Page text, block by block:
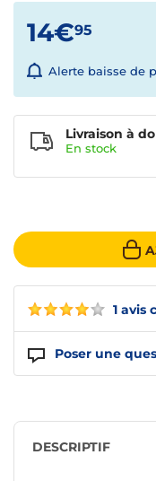
1 avis
Poser une
14€95
Alerte baisse de
Livraison à
En stock
DESCRIPTIF